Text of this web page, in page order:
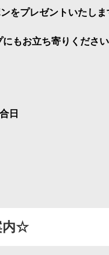
ラマ
スポ
リー・ホビー
をプレゼントいたしま
もお立ち寄りください
日
内☆